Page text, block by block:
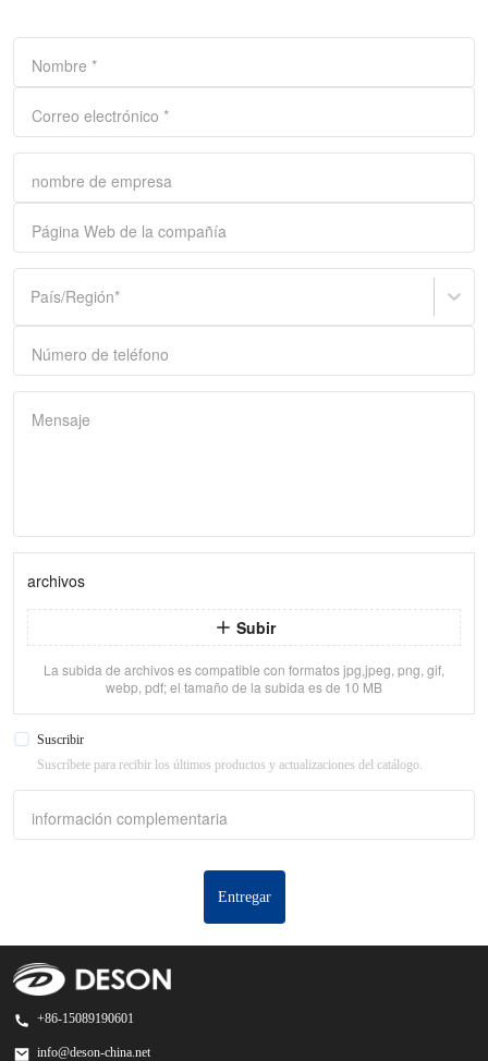
Nombre *
Correo electrónico *
nombre de empresa
Página Web de la compañía
País/Región*
Número de teléfono
Mensaje
archivos
Subir
La subida de archivos es compatible con formatos jpg,jpeg, png, gif,
webp, pdf; el tamaño de la subida es de 10 MB
Suscribir
Suscríbete para recibir los últimos productos y actualizaciones del catálogo.
información complementaria
Entregar
+86-15089190601
info@deson-china.net